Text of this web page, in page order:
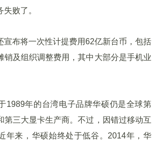
败了。
宣布将一次性计提费用62亿新台币，包括
销及组织调整费用，其中大部分是手机业
1989年的台湾电子品牌华硕仍是全球第
第三大显卡生产商。不过，因错过移动互
年来，华硕始终处于低谷。2014年，华